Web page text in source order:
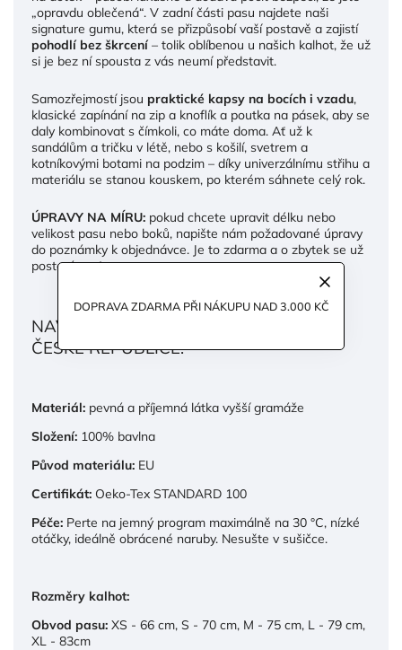
DOPRAVA ZDARMA PŘI NÁKUPU NAD 3.000 KČ
„opravdu oblečená“. V zadní části pasu najdete naši
signature gumu, která se přizpůsobí vaší postavě a zajistí
pohodlí bez škrcení– tolik oblíbenou u našich kalhot, že už
si je bez ní spousta z vás neumí představit.
Samozřejmostí jsou praktické kapsy na bocích i vzadu,
klasické zapínání na zip a knoflík a poutka na pásek, aby se
daly kombinovat s čímkoli, co máte doma. Ať už k
sandálům a tričku v létě, nebo s košilí, svetrem a
kotníkovými botami na podzim – díky univerzálnímu střihu a
materiálu se stanou kouskem, po kterém sáhnete celý rok.
ÚPRAVY NA MÍRU: pokud chcete upravit délku nebo
velikost pasu nebo boků, napište nám požadované úpravy
do poznámky k objednávce. Je to zdarma a o zbytek se už
postaráme :)
NAVRŽENO A VYROBENO S LÁSKOU V
ČESKÉ REPUBLICE.
Materiál: pevná a příjemná látka vyšší gramáže
Složení: 100% bavlna
Původ materiálu: EU
Certifikát: Oeko-Tex STANDARD 100
Péče: Perte na jemný program maximálně na 30 °C, nízké
otáčky, ideálně obrácené naruby. Nesušte v sušičce.
Rozměry kalhot:
Obvod pasu: XS - 66 cm, S - 70 cm, M - 75 cm, L - 79 cm,
XL - 83cm